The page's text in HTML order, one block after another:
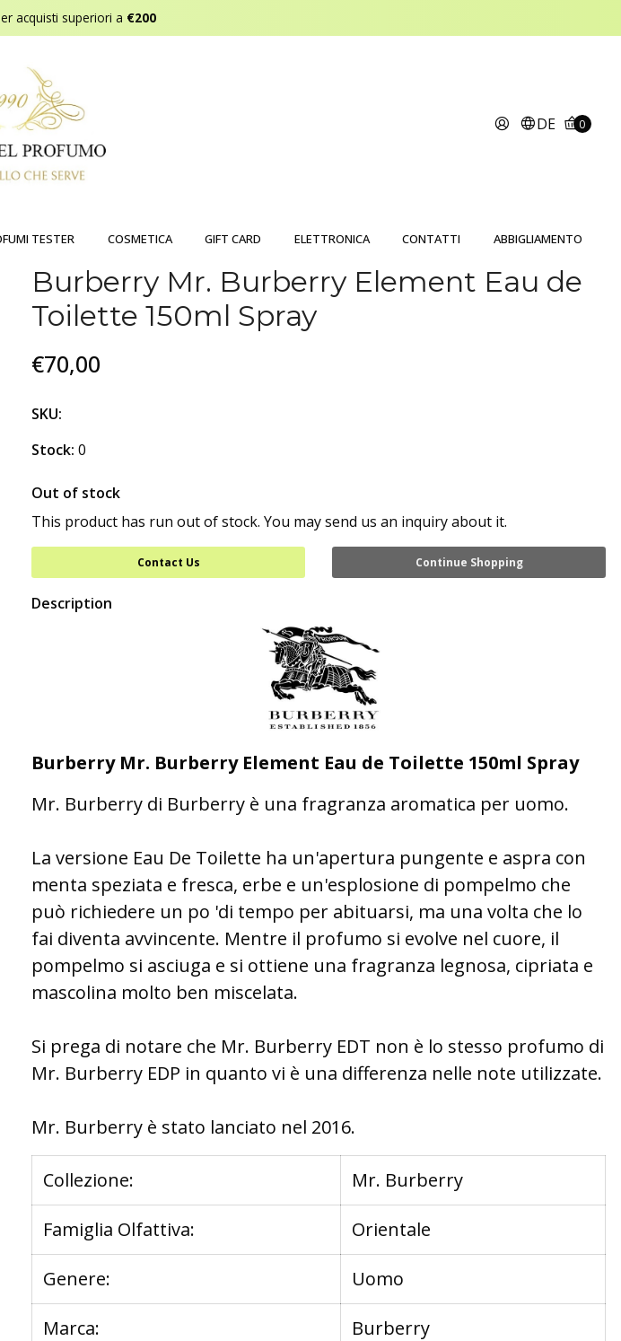
acquisti superiori a €200
DE 0
TESTER COSMETICA GIFT CARD ELETTRONICA CONTATTI ABBIGLIAMENTO
Burberry Mr. Burberry Element Eau de
Toilette 150ml Spray
€70,00
SKU:
Stock: 0
Out of stock
This product has run out of stock. You may send us an inquiry about it.
Contact Us Continue Shopping
Description
Burberry Mr. Burberry Element Eau de Toilette 150ml Spray
Mr. Burberry di Burberry è una fragranza aromatica per uomo.
La versione Eau De Toilette ha un'apertura pungente e aspra con
menta speziata e fresca, erbe e un'esplosione di pompelmo che
può richiedere un po 'di tempo per abituarsi, ma una volta che lo
fai diventa avvincente. Mentre il profumo si evolve nel cuore, il
pompelmo si asciuga e si ottiene una fragranza legnosa, cipriata e
mascolina molto ben miscelata.
Si prega di notare che Mr. Burberry EDT non è lo stesso profumo di
Mr. Burberry EDP in quanto vi è una differenza nelle note utilizzate.
Mr. Burberry è stato lanciato nel 2016.
Collezione: Mr. Burberry
Famiglia Olfattiva: Orientale
Genere: Uomo
Marca: Burberry